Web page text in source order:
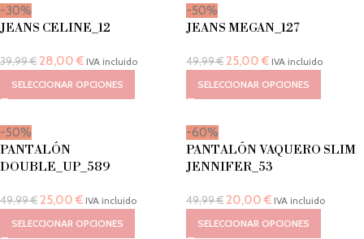
-30%
JEANS CELINE_12
39,99€ 28,00 € IVA incluido
SELECCIONAR OPCIONES
-50%
JEANS MEGAN_127
49,99€ 25,00 € IVA incluido
SELECCIONAR OPCIONES
-50%
PANTALÓN
DOUBLE_UP_589
49,99€ 25,00 € IVA incluido
SELECCIONAR OPCIONES
-60%
PANTALÓN VAQUERO SLIM
JENNIFER_53
49,99€ 20,00 € IVA incluido
SELECCIONAR OPCIONES